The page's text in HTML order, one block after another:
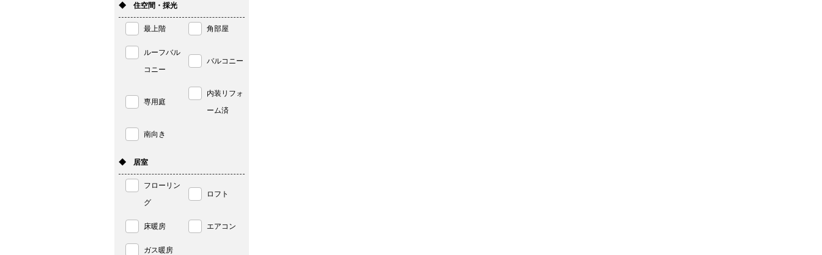
◆ 住空間・採光
最上階 角部屋
ルーフバル
コニー
バルコニー
専用庭
内装リフォ
ーム済
南向き
◆ 居室
フローリン
グ
ロフト
床暖房 エアコン
ガス暖房